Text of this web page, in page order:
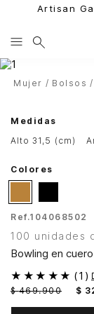
Artisan
Mujer Bolsos
Medidas
alto 31,5 (cm)
Colores
Ref.104068502
100 unidades
Bowling en
★ ★ ★ ★ ★ (1 )
$ 469.900 $